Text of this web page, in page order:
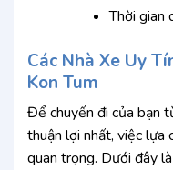
Thời gian
Các Nhà Xe Uy
Kon Tum
Để chuyến đi của bạn
thuận lợi nhất, việc lựa
quan trọng. Dưới đây